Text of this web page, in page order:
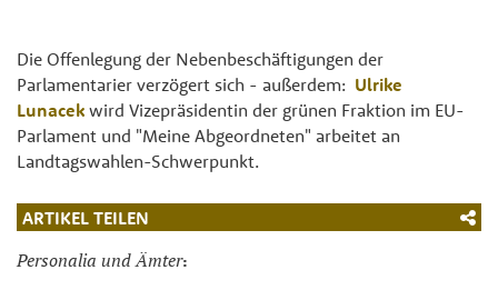
Die Offenlegung der Nebenbeschäftigungen der
Parlamentarier verzögert sich - außerdem: Ulrike
Lunacek wird Vizepräsidentin der grünen Fraktion im EU-
Parlament und "Meine Abgeordneten" arbeitet an
Landtagswahlen-Schwerpunkt.
ARTIKEL TEILEN
Personalia und Ämter: